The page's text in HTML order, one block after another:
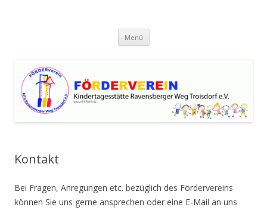
Ravensberger Weg Troisdorf e.V.
Menü Zum
springen
Kontakt
Bei Fragen, Anregungen etc. bezüglich des Fördervereins
können Sie uns gerne ansprechen oder eine E-Mail an uns